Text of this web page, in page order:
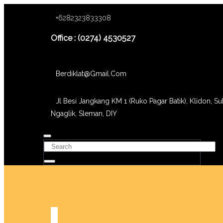
+6282323833308
Office : (0274) 4530527
Berdiklat@gmail.com
Jl Besi Jangkang KM 1 (Ruko Pagar Batik), Klidon,
Ngaglik, Sleman, DIY